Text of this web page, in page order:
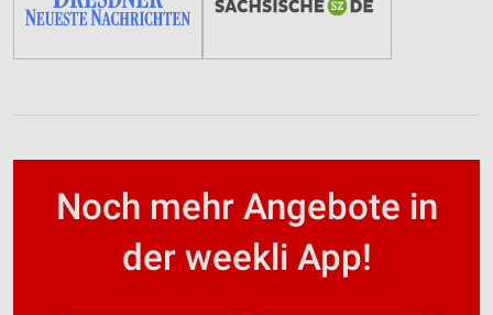
Noch mehr Angebote in
der weekli App!